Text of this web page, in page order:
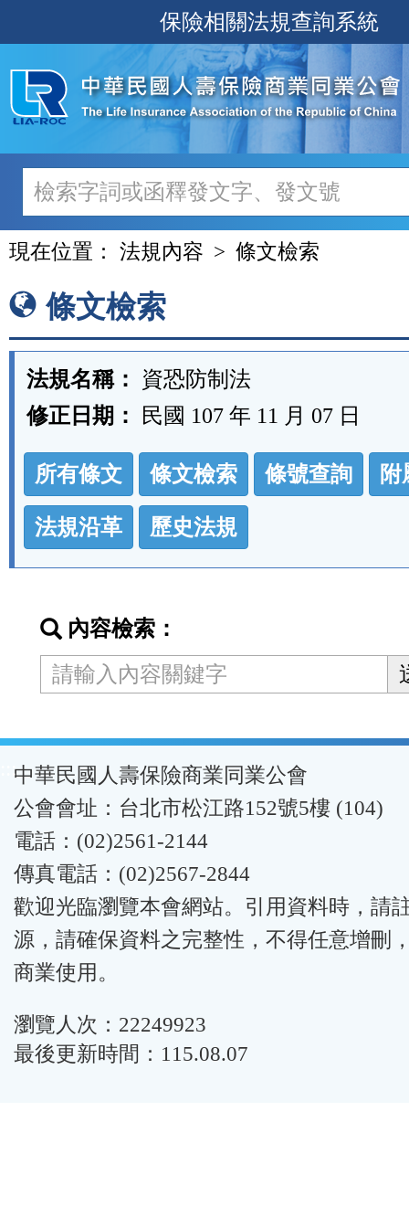
至
主
內
容
保險相關法規查詢系統
現在位置： 法規內容 條文檢索
條文檢索
法規名稱：
資恐防制法
修正日期：
民國 107 年 11 月 07 日
法
規
功
能
按
區
所有條文 條文檢索 條號查詢 附
法規沿革 歷史法規
內容檢索：
:::中華民國人壽保險商業同業公會
公會會址：台北市松江路152號5樓 (104)
電話：(02)2561-2144
傳真電話：(02)2567-2844
歡迎光臨瀏覽本會網站。引用資料時，請
源，請確保資料之完整性，不得任意增刪
商業使用。
瀏覽人次：22249923
最後更新時間：115.08.07